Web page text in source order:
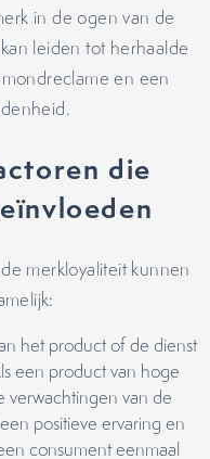
in de ogen van de
leiden tot herhaalde
en een
die
merkloyaliteit kunnen
het product of de dienst
een product van hoge
verwachtingen van de
positieve ervaring en
consument eenmaal